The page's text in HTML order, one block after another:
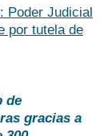
Poder Judicial
por tutela de
de
gracias a